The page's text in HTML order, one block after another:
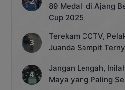
89 Medali di Ajang
Cup 2025
Terekam CCTV,
Juanda Sampit
Jangan Lengah,
Maya yang Paling